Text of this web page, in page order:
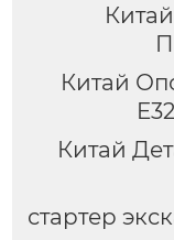
Китай
Китай
стартер